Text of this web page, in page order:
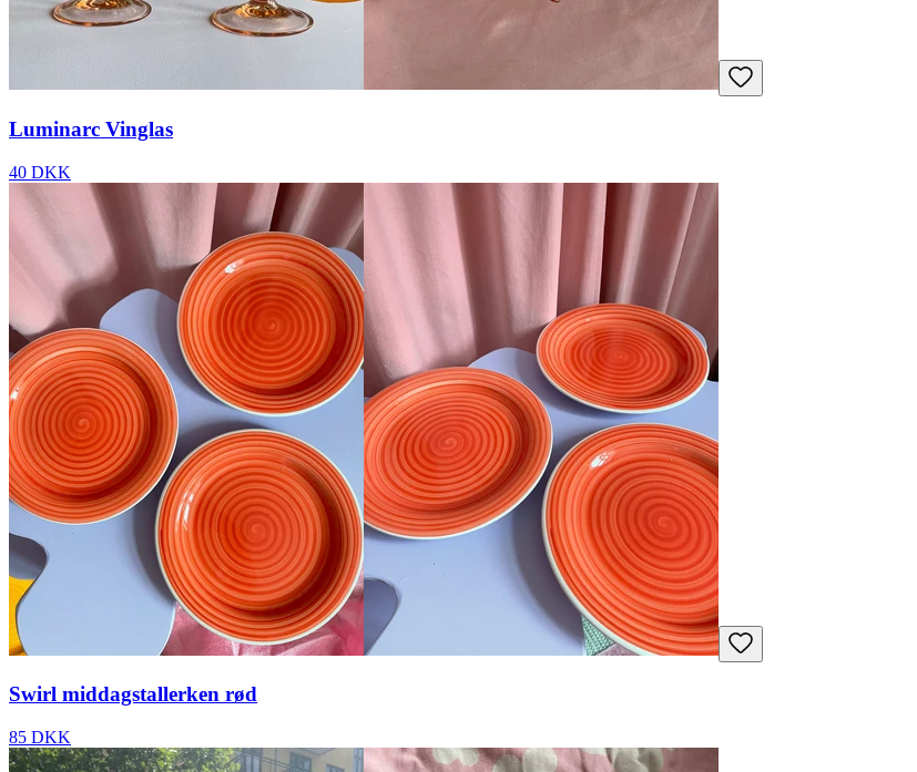
Luminarc Vinglas
40 DKK
Swirl middagstallerken rød
85 DKK